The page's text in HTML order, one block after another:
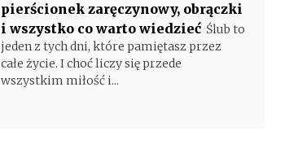
pierścionek zaręczynowy, obrączki
i wszystko co warto wiedzieć Ślub to
jeden z tych dni, które pamiętasz przez
całe życie. I choć liczy się przede
wszystkim miłość i...